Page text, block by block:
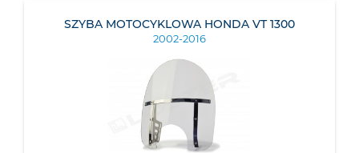
SZYBA MOTOCYKLOWA HONDA VT 1300
2002-2016